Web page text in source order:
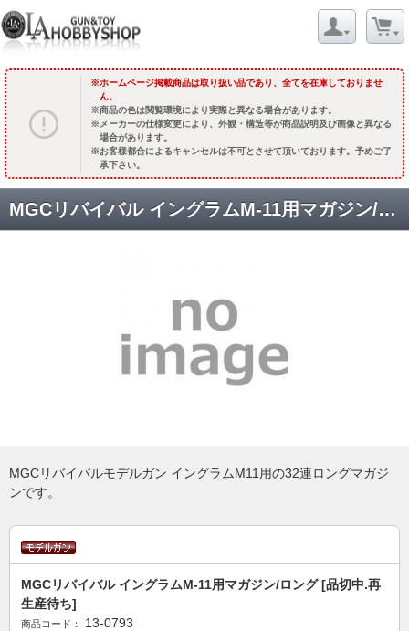
ホームページ掲載商品は取り扱い品であり、全てを在庫しておりませ
ん。
商品の色は閲覧環境により実際と異なる場合があります。
メーカーの仕様変更により、外観・構造等が商品説明及び画像と異なる
場合があります。
お客様都合によるキャンセルは不可とさせて頂いております。予めご了
承下さい。
MGCリバイバル イングラムM-11用マガジン/ロング [品切中.再生産待ち]
MGCリバイバルモデルガン イングラムM11用の32連ロングマガジ
ンです。
MGCリバイバル イングラムM-11用マガジン/ロング [品切中.再
生産待ち]
商品コード： 13-0793